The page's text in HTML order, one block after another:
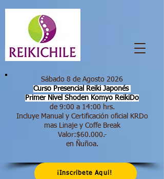
Sábado 8 de Agosto 2026
Curso Presencial Reiki Japonés
Primer Nivel Shoden Komyo ReikiDo
de 9:00 a 14:00 hrs.​
Incluye Manual y Certificación oficial KRDo
mas Linaje y Coffe Break
Valor:$60.000.-
en Ñuñoa.
¡Inscríbete Aquí!